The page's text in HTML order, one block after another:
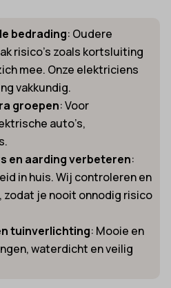
bedrading: Oudere
risico’s zoals kortsluiting
mee. Onze elektriciens
vakkundig.
groepen: Voor
auto’s,
en aarding verbeteren:
in huis. Wij controleren en
zodat je nooit onnodig risico
tuinverlichting: Mooie en
waterdicht en veilig